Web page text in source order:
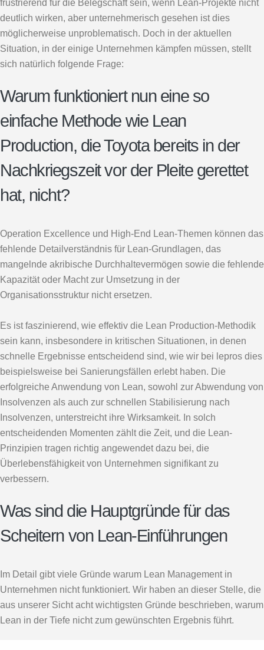
frustrierend für die Belegschaft sein, wenn Lean-Projekte nicht
deutlich wirken, aber unternehmerisch gesehen ist dies
möglicherweise unproblematisch. Doch in der aktuellen
Situation, in der einige Unternehmen kämpfen müssen, stellt
sich natürlich folgende Frage:
Warum funktioniert nun eine so
einfache Methode wie Lean
Production, die Toyota bereits in der
Nachkriegszeit vor der Pleite gerettet
hat, nicht?
Operation Excellence und High-End Lean-Themen können das
fehlende Detailverständnis für Lean-Grundlagen, das
mangelnde akribische Durchhaltevermögen sowie die fehlende
Kapazität oder Macht zur Umsetzung in der
Organisationsstruktur nicht ersetzen.
Es ist faszinierend, wie effektiv die Lean Production-Methodik
sein kann, insbesondere in kritischen Situationen, in denen
schnelle Ergebnisse entscheidend sind, wie wir bei lepros dies
beispielsweise bei Sanierungsfällen erlebt haben. Die
erfolgreiche Anwendung von Lean, sowohl zur Abwendung von
Insolvenzen als auch zur schnellen Stabilisierung nach
Insolvenzen, unterstreicht ihre Wirksamkeit. In solch
entscheidenden Momenten zählt die Zeit, und die Lean-
Prinzipien tragen richtig angewendet dazu bei, die
Überlebensfähigkeit von Unternehmen signifikant zu
verbessern.
Was sind die Hauptgründe für das
Scheitern von Lean-Einführungen
Im Detail gibt viele Gründe warum Lean Management in
Unternehmen nicht funktioniert. Wir haben an dieser Stelle, die
aus unserer Sicht acht wichtigsten Gründe beschrieben, warum
Lean in der Tiefe nicht zum gewünschten Ergebnis führt.